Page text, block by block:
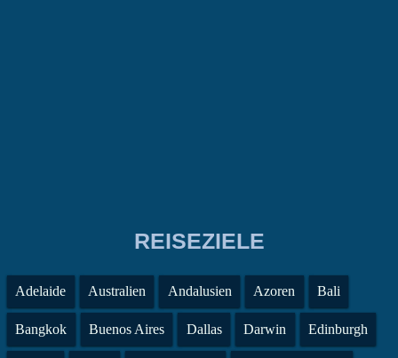
REISEZIELE
Adelaide Australien Andalusien Azoren Bali
Bangkok Buenos Aires Dallas Darwin Edinburgh